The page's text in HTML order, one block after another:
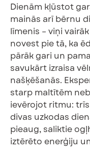
Dienām kļūstot
mainās arī bērnu
līmenis – viņi
novest pie tā, ka
pārāk gari un
savukārt izraisa
našķēšanās.
starp maltītēm
ievērojot ritmu:
divas uzkodas
pieaug, saliktie
iztērēto enerģiju